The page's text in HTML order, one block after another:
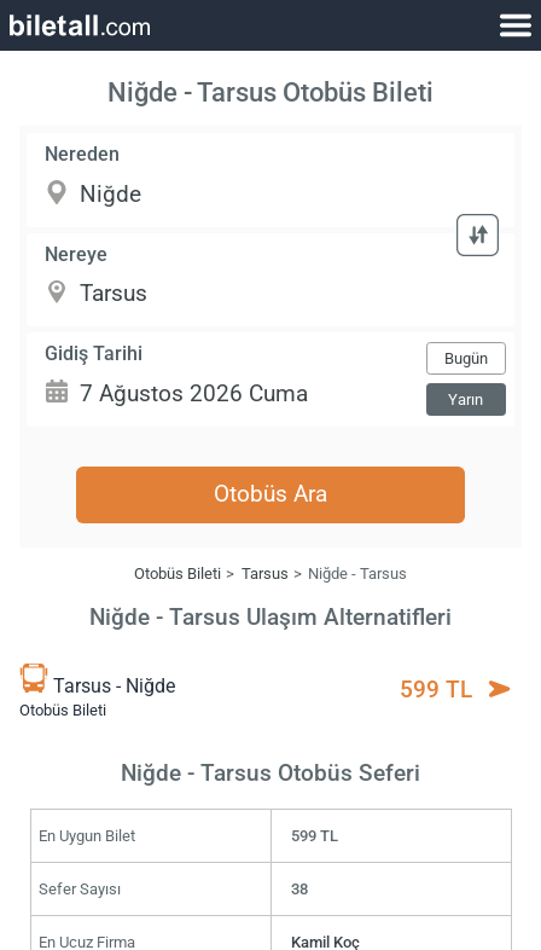
Niğde - Tarsus Otobüs Bileti
Nereden
Nereye
Gidiş Tarihi Bugün
Yarın
Otobüs Ara
Otobüs Bileti Tarsus Niğde - Tarsus
Niğde - Tarsus Ulaşım Alternatifleri
Tarsus - Niğde
Otobüs Bileti
599 TL
Niğde - Tarsus Otobüs Seferi
En Uygun Bilet 599 TL
Sefer Sayısı 38
En Ucuz Firma Kamil Koç